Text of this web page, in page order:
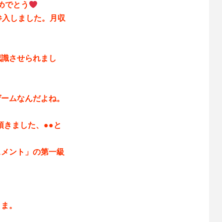
でとう
しました。月収
させられまし
ムなんだよね。
きました、●●と
ント」の第一級
。